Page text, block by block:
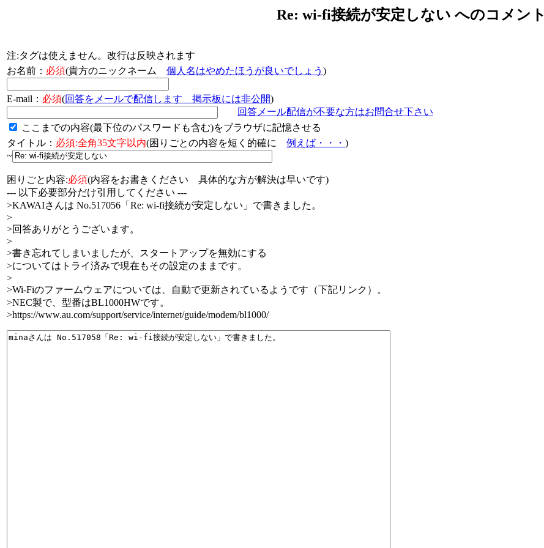
Re: wi-fi接続が安定しない へのコメント
注:タグは使えません。改行は反映されます
お名前： 必須(貴方のニックネーム 個人名はやめたほうが良いでしょう )
E-mail： 必須(回答をメールで配信します 掲示板には非公開)
回答メール配信が不要な方はお問合せ下さい
ここまでの内容(最下位のパスワードも含む)をブラウザに記憶させる
タイトル： 必須:全角35文字以内(困りごとの内容を短く的確に 例えば・・・ )
~
困りごと内容:必須(内容をお書きください 具体的な方が解決は早いです)
--- 以下必要部分だけ引用してください ---
>KAWAIさんは No.517056「Re: wi-fi接続が安定しない」で書きました。
>
>回答ありがとうございます。
>
>書き忘れてしまいましたが、スタートアップを無効にする
>についてはトライ済みで現在もその設定のままです。
>
>Wi-Fiのファームウェアについては、自動で更新されているようです（下記リンク）。
>NEC製で、型番はBL1000HWです。
>https://www.au.com/support/service/internet/guide/modem/bl1000/